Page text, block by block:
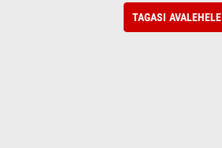
TAGASI AVALEHELE